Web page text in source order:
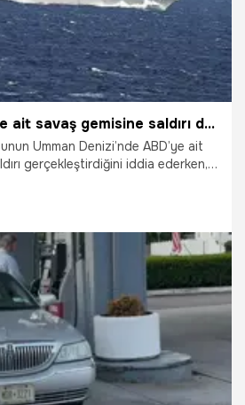
İran basını: ABD’ye ait savaş gemisine saldırı düzenlendi
Umman Denizi’nde ABD’ye ait
gerçekleştirdiğini iddia ederken,